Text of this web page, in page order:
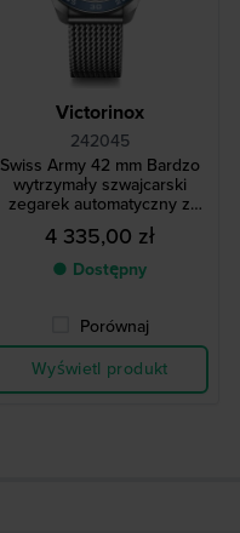
Victorinox
242045
Swiss Army 42 mm Bardzo
wytrzymały szwajcarski
zegarek automatyczny z
datownikiem
4 335,00 zł
● Dostępny
Porównaj
Wyświetl produkt